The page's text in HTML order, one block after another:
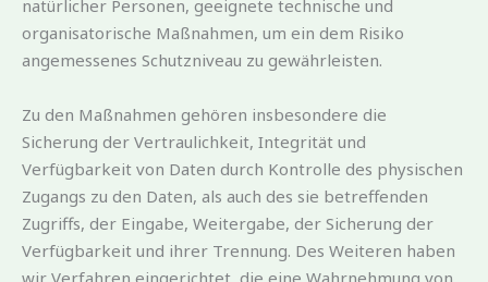
natürlicher Personen, geeignete technische und
organisatorische Maßnahmen, um ein dem Risiko
angemessenes Schutzniveau zu gewährleisten.
Zu den Maßnahmen gehören insbesondere die
Sicherung der Vertraulichkeit, Integrität und
Verfügbarkeit von Daten durch Kontrolle des physischen
Zugangs zu den Daten, als auch des sie betreffenden
Zugriffs, der Eingabe, Weitergabe, der Sicherung der
Verfügbarkeit und ihrer Trennung. Des Weiteren haben
wir Verfahren eingerichtet, die eine Wahrnehmung von